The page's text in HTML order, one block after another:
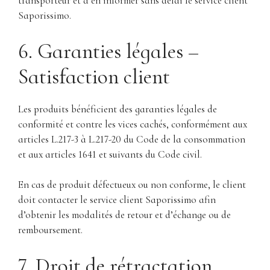
Saporissimo.
6. Garanties légales –
Satisfaction client
Les produits bénéficient des garanties légales de
conformité et contre les vices cachés, conformément aux
articles L.217-3 à L.217-20 du Code de la consommation
et aux articles 1641 et suivants du Code civil.
En cas de produit défectueux ou non conforme, le client
doit contacter le service client Saporissimo afin
d’obtenir les modalités de retour et d’échange ou de
remboursement.